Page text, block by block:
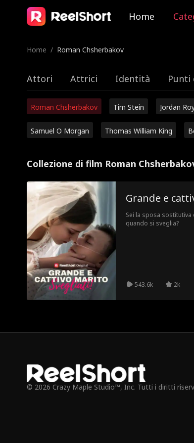
Home
Home / Roman Chsherbakov
Attori Attrici Identità Punti
Roman Chsherbakov Tim Stein Jordan
Samuel O Morgan Thomas William King
Collezione di film Roman
Grande e
Sei la sposa sostitutiva
quando si sveglia?
543.6k 2k
© 2026 Crazy Maple Studio™, Inc. Tutti i diritti